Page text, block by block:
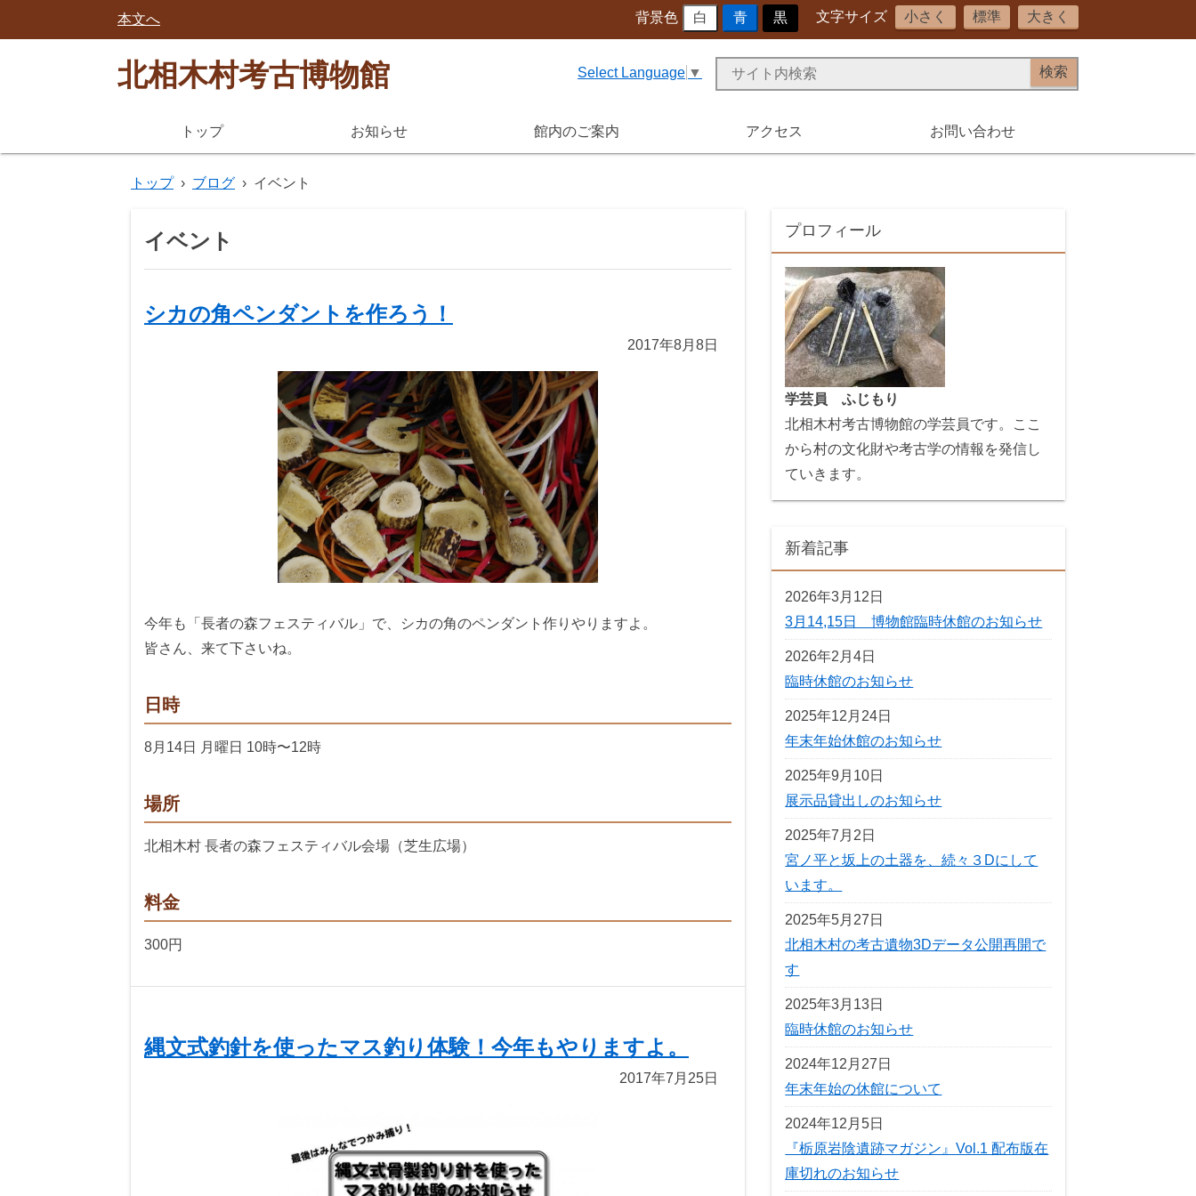
本文へ 文字サイズ 小さく 標準 大きく
背景色 白 青 黒
北相木村考古博物館 Select Language ▼
トップ お知らせ 館内のご案内 アクセス お問い合わせ
トップ › ブログ › イベント
イベント
シカの角ペンダントを作ろう！
2017年8月8日
今年も「長者の森フェスティバル」で、シカの角のペンダント作りやりますよ。
皆さん、来て下さいね。
日時
8月14日 月曜日 10時〜12時
場所
北相木村 長者の森フェスティバル会場（芝生広場）
料金
300円
縄文式釣針を使ったマス釣り体験！今年もやりますよ。
2017年7月25日
プロフィール
学芸員 ふじもり
北相木村考古博物館の学芸員です。ここ
から村の文化財や考古学の情報を発信し
ていきます。
新着記事
2026年3月12日
3月14,15日 博物館臨時休館のお知らせ
2026年2月4日
臨時休館のお知らせ
2025年12月24日
年末年始休館のお知らせ
2025年9月10日
展示品貸出しのお知らせ
2025年7月2日
宮ノ平と坂上の土器を、続々３Dにして
います。
2025年5月27日
北相木村の考古遺物3Dデータ公開再開で
す
2025年3月13日
臨時休館のお知らせ
2024年12月27日
年末年始の休館について
2024年12月5日
『栃原岩陰遺跡マガジン』Vol.1 配布版在
庫切れのお知らせ